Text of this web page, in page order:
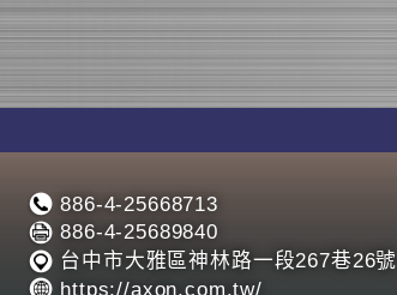
886-4-25668713
886-4-25689840
台中市大雅區神林路一段267巷26號
https://axon.com.tw/